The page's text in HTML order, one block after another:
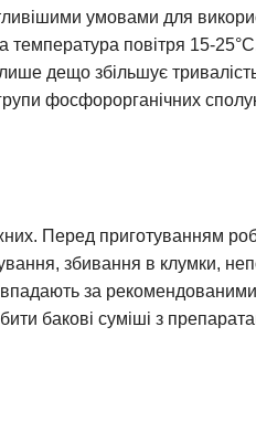
умовами для
температура повітря 15-
дещо збільшує
фосфорорганічних
Перед приготуванням
збивання в клумки,
за
бакові суміші з